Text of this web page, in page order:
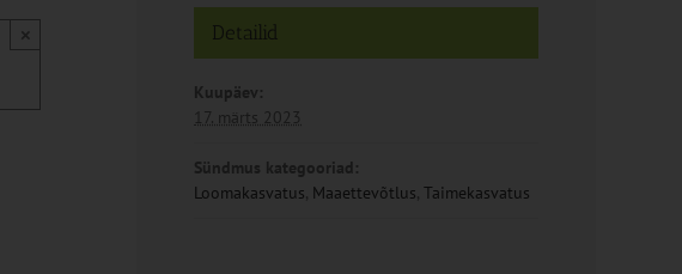
× Detailid
Kuupäev:
17. märts 2023
Sündmus kategooriad:
Loomakasvatus, Maaettevõtlus, Taimekasvatus